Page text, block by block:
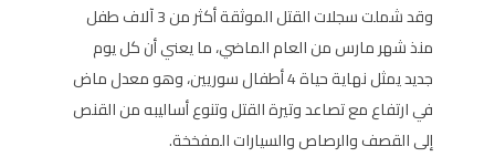
وقد شملت سجلات القتل الموثقة أكثر من 3 آلاف طفل
منذ شهر مارس من العام الماضي، ما يعني أن كل يوم
جديد يمثل نهاية حياة 4 أطفال سوريين، وهو معدل ماض
في ارتفاع مع تصاعد وتيرة القتل وتنوع أساليبه من القنص
إلى القصف والرصاص والسيارات المفخخة.